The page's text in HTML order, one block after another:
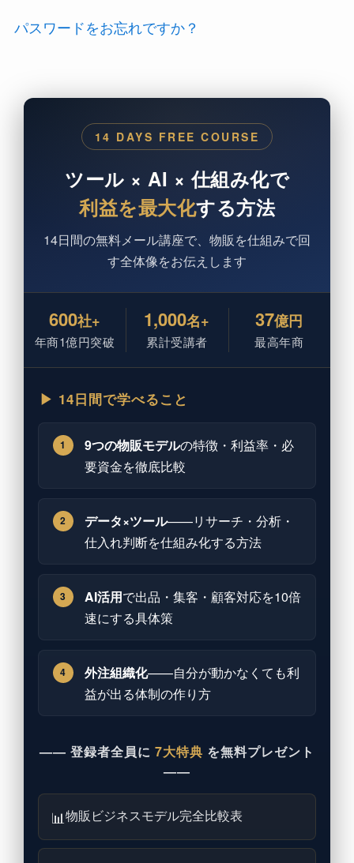
パスワードをお忘れですか？
14 DAYS FREE COURSE
ツール × AI × 仕組み化で
利益を最大化する方法
14日間の無料メール講座で、物販を仕組みで回
す全体像をお伝えします
600社+
年商1億円突破
1,000名+
累計受講者
37億円
最高年商
▶ 14日間で学べること
1 9つの物販モデルの特徴・利益率・必
要資金を徹底比較
2 データ×ツール——リサーチ・分析・
仕入れ判断を仕組み化する方法
3 AI活用で出品・集客・顧客対応を10倍
速にする具体策
4 外注組織化——自分が動かなくても利
益が出る体制の作り方
—— 登録者全員に 7大特典 を無料プレゼント
——
📊物販ビジネスモデル完全比較表